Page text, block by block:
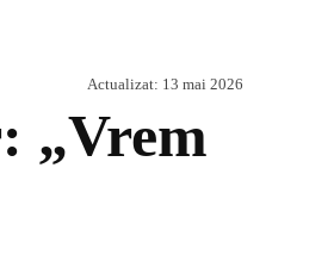
Actualizat: 13 mai 2026
„Vrem